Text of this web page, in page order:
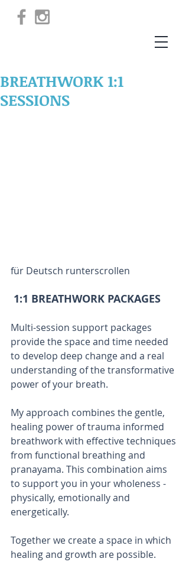
BREATHWORK 1:1
SESSIONS
für Deutsch runterscrollen
1:1 BREATHWORK PACKAGES
Multi-session support packages
provide the space and time needed
to develop deep change and a real
understanding of the transformative
power of your breath.
My approach combines the gentle,
healing power of trauma informed
breathwork with effective techniques
from functional breathing and
pranayama. This combination aims
to support you in your wholeness -
physically, emotionally and
energetically.
Together we create a space in which
healing and growth are possible.